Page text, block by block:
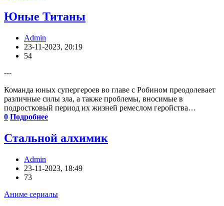
Юные Титаны
Admin
23-11-2023, 20:19
54
---
Команда юных супергероев во главе с Робином преодолевает
различные силы зла, а также проблемы, вносимые в
подростковый период их жизней ремеслом геройства…
0 Подробнее
Стальной алхимик
Admin
23-11-2023, 18:49
73
Аниме сериалы